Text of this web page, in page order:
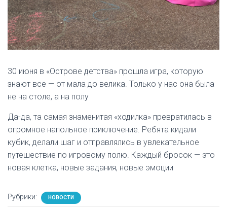
30 июня в «Острове детства» прошла игра, которую
знают все — от мала до велика. Только у нас она была
не на столе, а на полу
Да-да, та самая знаменитая «ходилка» превратилась в
огромное напольное приключение. Ребята кидали
кубик, делали шаг и отправлялись в увлекательное
путешествие по игровому полю. Каждый бросок — это
новая клетка, новые задания, новые эмоции
Рубрики: НОВОСТИ